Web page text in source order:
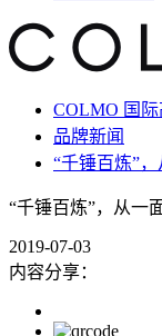
COLMO 国
品牌新闻
“千锤百炼”
“千锤百炼”，从一
2019-07-03
内容分享：